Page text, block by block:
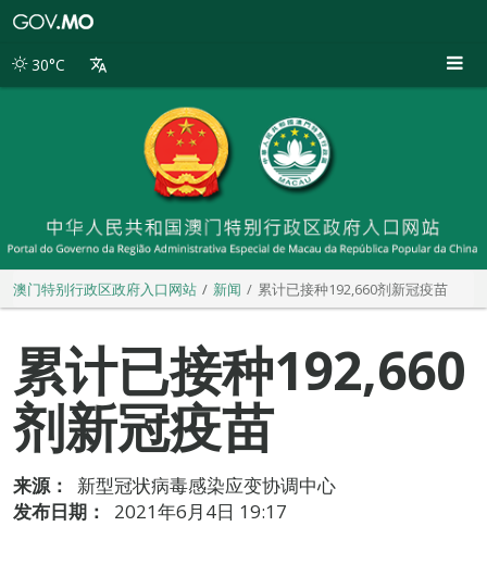
别
30°C
澳门特别行政区政府入口网站 新闻 累计已接种192,660剂新冠疫苗
累计已接种192,660
剂新冠疫苗
来源：
新型冠状病毒感染应变协调中心
发布日期：
2021年6月4日 19:17